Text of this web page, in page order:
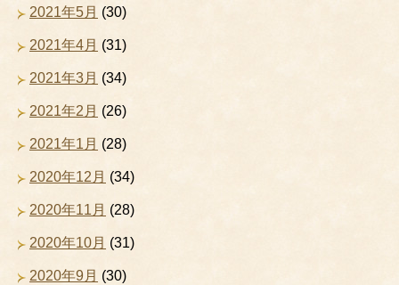
2021年5月 (30)
2021年4月 (31)
2021年3月 (34)
2021年2月 (26)
2021年1月 (28)
2020年12月 (34)
2020年11月 (28)
2020年10月 (31)
2020年9月 (30)